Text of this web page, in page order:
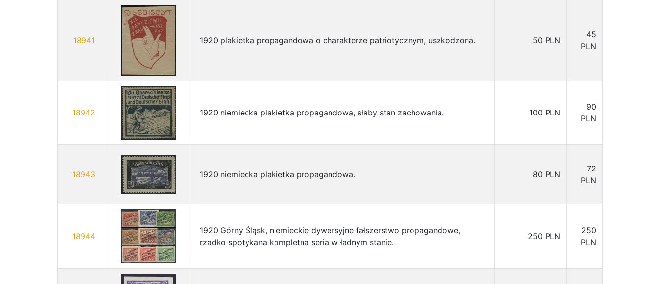
18941 1920 plakietka propagandowa o charakterze patriotycznym, uszkodzona. 50 PLN
45
PLN
18942 1920 niemiecka plakietka propagandowa, słaby stan zachowania. 100 PLN
90
PLN
18943 1920 niemiecka plakietka propagandowa. 80 PLN
72
PLN
18944
1920 Górny Śląsk, niemieckie dywersyjne fałszerstwo propagandowe,
rzadko spotykana kompletna seria w ładnym stanie.
250 PLN
250
PLN